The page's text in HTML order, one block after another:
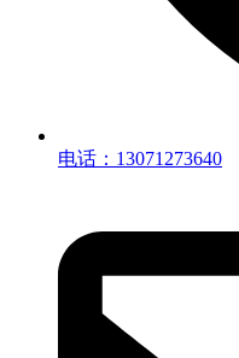
电话：13071273640